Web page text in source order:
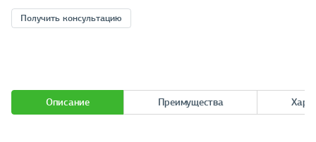
Получить консультацию
Описание Преимущества